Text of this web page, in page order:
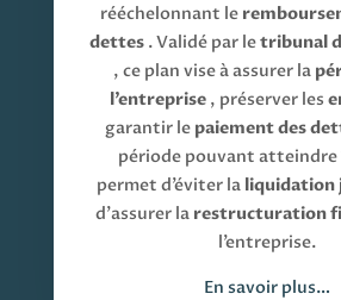
rééchelonnant le
dettes . Validé par letribunal
, ce plan vise à assurer la
l’entreprise, préserver les
garantir le paiement des
période pouvant atteindre
permet d’éviter la liquidation
d’assurer la restructuration
l’entreprise.
En savoir plus…